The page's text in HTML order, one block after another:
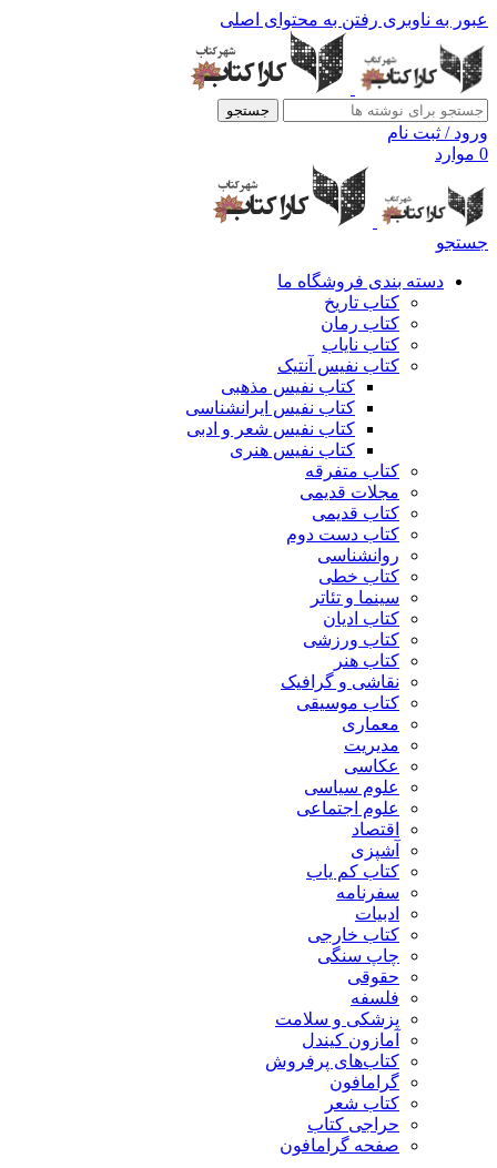
عبور به ناوبری رفتن به محتوای اصلی
جستجو
ورود / ثبت نام
0 موارد
جستجو
دسته بندی فروشگاه ما
کتاب تاریخ
کتاب رمان
کتاب نایاب
کتاب نفیس آنتیک
کتاب نفیس مذهبی
کتاب نفیس ایرانشناسی
کتاب نفیس شعر و ادبی
کتاب نفیس هنری
کتاب متفرقه
مجلات قدیمی
کتاب قدیمی
کتاب دست دوم
روانشناسی
کتاب خطی
سینما و تئاتر
کتاب ادیان
کتاب ورزشی
کتاب هنر
نقاشی و گرافیک
کتاب موسیقی
معماری
مدیریت
عکاسی
علوم سیاسی
علوم اجتماعی
اقتصاد
آشپزی
کتاب کم یاب
سفرنامه
ادبیات
کتاب خارجی
چاپ سنگی
حقوقی
فلسفه
پزشکی و سلامت
آمازون کیندل
کتاب‌های پرفروش
گرامافون
کتاب شعر
حراجی کتاب
صفحه گرامافون